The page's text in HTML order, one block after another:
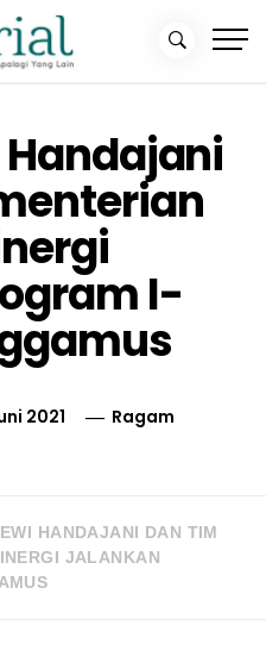
I-
2021 Ragam
HANDAJANI DAN TIM
JALANKAN